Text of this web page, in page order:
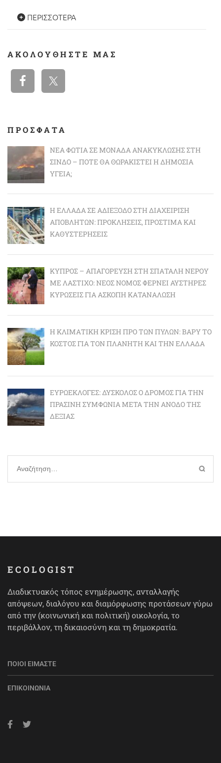
ΠΕΡΙΣΣΌΤΕΡΑ
ΑΚΟΛΟΥΘΉΣΤΕ ΜΑΣ
ΠΡΟΣΦΑΤΑ
ΝΈΑ ΦΩΤΙΆ ΣΕ ΜΟΝΆΔΑ ΑΝΑΚΎΚΛΩΣΗΣ ΣΤΗ
ΣΊΝΔΟ – ΠΌΤΕ ΘΑ ΘΩΡΑΚΙΣΤΕΊ Η ΔΗΜΌΣΙΑ
ΥΓΕΊΑ;
Η ΕΛΛΆΔΑ ΣΕ ΑΔΙΈΞΟΔΟ ΣΤΗ ΔΙΑΧΕΊΡΙΣΗ
ΑΠΟΒΛΉΤΩΝ: ΠΡΟΚΛΉΣΕΙΣ, ΠΡΌΣΤΙΜΑ ΚΑΙ
ΚΑΘΥΣΤΕΡΉΣΕΙΣ
ΚΎΠΡΟΣ – ΑΠΑΓΌΡΕΥΣΗ ΣΤΗ ΣΠΑΤΆΛΗ ΝΕΡΟΎ
ΜΕ ΛΆΣΤΙΧΟ: ΝΈΟΣ ΝΌΜΟΣ ΦΈΡΝΕΙ ΑΥΣΤΗΡΈΣ
ΚΥΡΏΣΕΙΣ ΓΙΑ ΆΣΚΟΠΗ ΚΑΤΑΝΆΛΩΣΗ
Η ΚΛΙΜΑΤΙΚΉ ΚΡΊΣΗ ΠΡΟ ΤΩΝ ΠΥΛΏΝ: BΑΡΎ ΤΟ
ΚΌΣΤΟΣ ΓΙΑ ΤΟΝ ΠΛΑΝΉΤΗ ΚΑΙ ΤΗΝ ΕΛΛΆΔΑ
ΕΥΡΩΕΚΛΟΓΈΣ: ΔΎΣΚΟΛΟΣ Ο ΔΡΌΜΟΣ ΓΙΑ ΤΗΝ
ΠΡΆΣΙΝΗ ΣΥΜΦΩΝΊΑ ΜΕΤΆ ΤΗΝ ΆΝΟΔΟ ΤΗΣ
ΔΕΞΙΆΣ
Αναζήτηση
για:
ECOLOGIST
Διαδικτυακός τόπος ενημέρωσης, ανταλλαγής
απόψεων, διαλόγου και διαμόρφωσης προτάσεων γύρω
από την (κοινωνική και πολιτική) οικολογία, το
περιβάλλον, τη δικαιοσύνη και τη δημοκρατία.
ΠΟΙΟΙ ΕΊΜΑΣΤΕ
ΕΠΙΚΟΙΝΩΝΊΑ